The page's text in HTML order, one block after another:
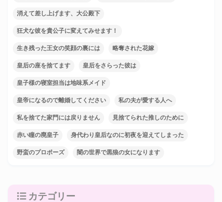
消えて差し上げます、大公殿下
狂犬な彼を貴公子に変えてみせます！
生き残った王女の笑顔の裏には 略奪された花嫁
皇后の座を捨てます 皇后をさらった彼は
皇子様の寝室担当は地味系メイド
皇帝になるので離婚してください 私の夫が愛する人へ
私を捨てた家門には戻りません 見捨てられた推しのために
赤い瞳の廃皇子 身代わり皇后なのに初夜を迎えてしまった
野蛮のプロポーズ 闇の世界で黒狼の女になります
カテゴリー